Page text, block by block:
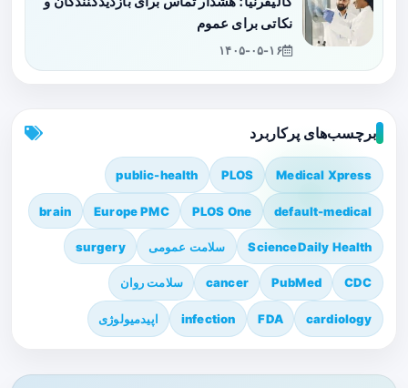
نکاتی برای عموم
۱۴۰۵-۰۵-۱۶
برچسب‌های پرکاربرد
Medical Xpress
PLOS
public-health
default-medical
PLOS One
Europe PMC
brain
ScienceDaily Health سلامت عمومی surgery
CDC
PubMed
cancer سلامت روان
cardiology
FDA
infection اپیدمیولوژی